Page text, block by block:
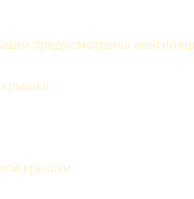
предусмотрены
крышки.
крышки.